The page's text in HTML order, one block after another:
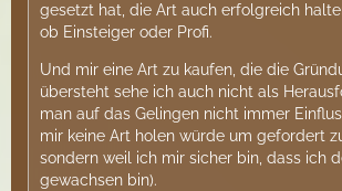
gesetzt hat, die Art auch erfolgreich
ob Einsteiger oder Profi.
Und mir eine Art zu kaufen, die die
übersteht sehe ich auch nicht als
man auf das Gelingen nicht immer
mir keine Art holen würde um gefordert
sondern weil ich mir sicher bin, dass ich
gewachsen bin).